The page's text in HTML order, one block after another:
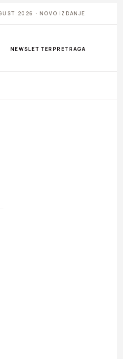
2026 · NOVO IZDANJE
NEWSLETTER PRETRAGA